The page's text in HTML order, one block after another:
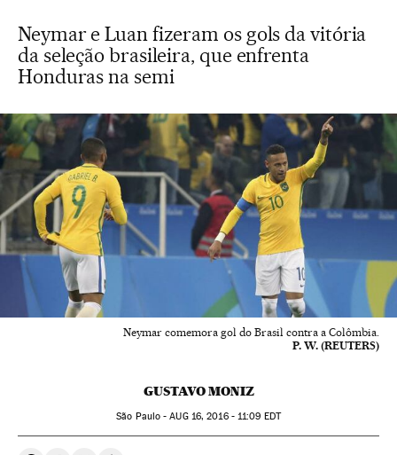
Neymar e Luan fizeram os gols da vitória
da seleção brasileira, que enfrenta
Honduras na semi
Neymar comemora gol do Brasil contra a Colômbia.
P. W. (REUTERS)
GUSTAVO MONIZ
São Paulo -AUG16, 2016 - 11:09 EDT